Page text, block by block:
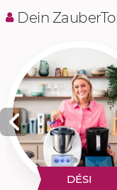
Dein
DÉSI